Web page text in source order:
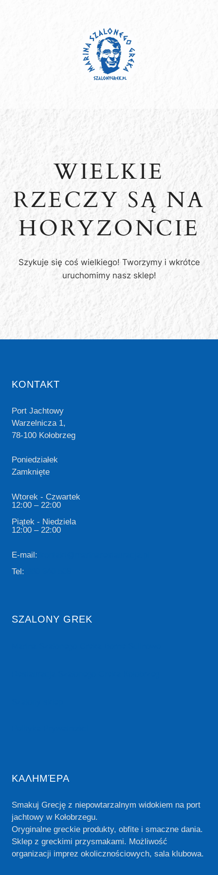
WIELKIE
RZECZY SĄ NA
HORYZONCIE
Szykuje się coś wielkiego! Tworzymy i wkrótce
uruchomimy nasz sklep!
KONTAKT
Port Jachtowy
Warzelnicza 1,
78-100 Kołobrzeg
Poniedziałek
Zamknięte
Wtorek - Czwartek
12:00 – 22:00
Piątek - Niedziela
12:00 – 22:00
E-mail:
Tel:
SZALONY GREK
ΚΑΛΗΜΈΡΑ
Smakuj Grecję z niepowtarzalnym widokiem na port
jachtowy w Kołobrzegu.
Oryginalne greckie produkty, obfite i smaczne dania.
Sklep z greckimi przysmakami. Możliwość
organizacji imprez okolicznościowych, sala klubowa.